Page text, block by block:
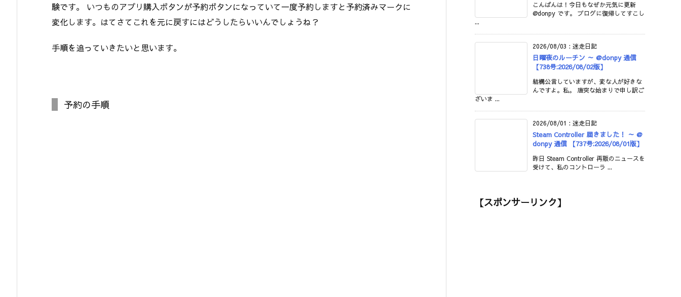
験です。 いつものアプリ購入ボタンが予約ボタンになっていて一度予約しますと予約済みマークに
変化します。はてさてこれを元に戻すにはどうしたらいいんでしょうね？
手順を追っていきたいと思います。
予約の手順
こんばんは！今日もなぜか元気に更新
@donpy です。 ブログに復帰してすこし
...
2026/08/03 : 迷走日記
日曜夜のルーチン ～ @donpy 通信
【738号:2026/08/02版】
結構公言していますが、変な人が好きな
んですよ。私。 唐突な始まりで申し訳ご
ざいま ...
2026/08/01 : 迷走日記
Steam Controller 届きました！ ～ @
donpy 通信 【737号:2026/08/01版】
昨日 Steam Controller 再販のニュースを
受けて、私のコントローラ ...
【スポンサーリンク】